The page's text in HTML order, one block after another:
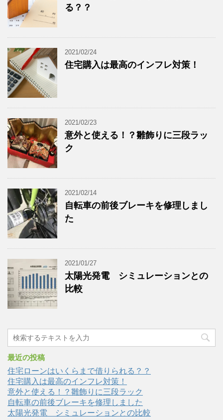
る？？
2021/02/24
住宅購入は最高のインフレ対策！
2021/02/23
意外と使える！？雛飾りに三段ラッ
ク
2021/02/14
自転車の前後ブレーキを修理しまし
た
2021/01/27
太陽光発電 シミュレーションとの
比較
最近の投稿
住宅ローンはいくらまで借りられる？？
住宅購入は最高のインフレ対策！
意外と使える！？雛飾りに三段ラック
自転車の前後ブレーキを修理しました
太陽光発電 シミュレーションとの比較